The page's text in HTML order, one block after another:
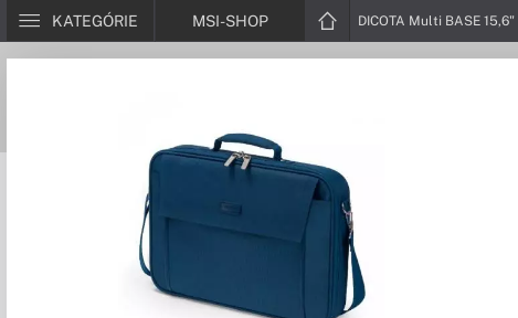
KATEGÓRIE MSI-SHOP DICOTA Multi BASE 15,6"